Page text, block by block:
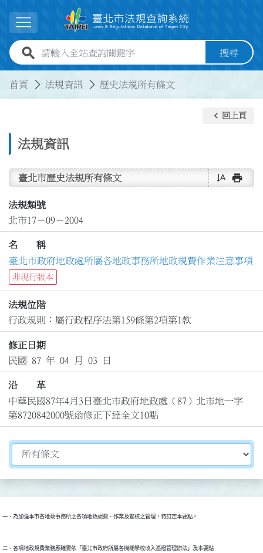
展開選單
全站查詢關鍵字欄位 搜尋
首頁 法規資訊 歷史法規所有條文
法規資訊
keyboard_arrow_left 回上頁
臺北市歷史法規所有條文 text_rotate_vertical print
法規類號
北市17－09－2004
名 稱
臺北市政府地政處所屬各地政事務所地政規費作業注意事項
非現行版本
法規位階
行政規則：屬行政程序法第159條第2項第1款
修正日期
民國 87 年 04 月 03 日
沿 革
中華民國87年4月3日臺北市政府地政處（87）北市地一字
第8720842000號函修正下達全文10點
切換選擇法規資訊內容
一、為加強本市各地政事務所之各項地政規費、作業及查核之管理，特訂定本要點。
二、各項地政規費業務應確實依「臺北市政府所屬各機關學校收入憑證管理辦法」及本要點